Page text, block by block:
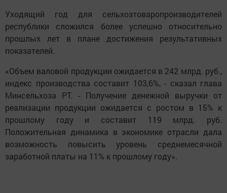
Уходящий год для сельхозтоваропроизводителей
республики сложился более успешно относительно
прошлых лет в плане достижения результативных
показателей.
«Объем валовой продукции ожидается в 242 млрд. руб.,
индекс производства составит 103,6%, - сказал глава
Минсельхоза РТ. - Получение денежной выручки от
реализации продукции ожидается с ростом в 15% к
прошлому году и составит 119 млрд. руб.
Положительная динамика в экономике отрасли дала
возможность повысить уровень среднемесячной
заработной платы на 11% к прошлому году».